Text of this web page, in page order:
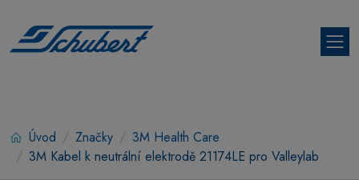
Úvod Značky
3M Health Care
3M Kabel k neutrální elektrodě 21174LE pro Valleylab